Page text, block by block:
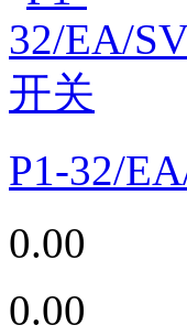
P1-32/
0.00
0.00